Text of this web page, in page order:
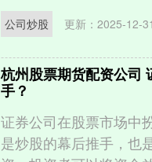
公司炒股 更新：2025-12-31
杭州股票期货配资公司
手？
证券公司在股票市场中
是炒股的幕后推手，也